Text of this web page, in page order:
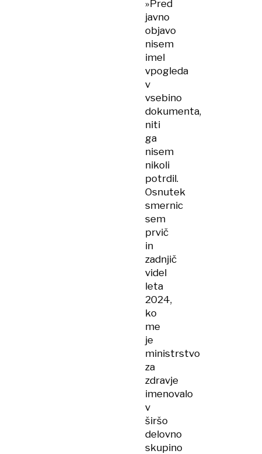
»Pred
javno
objavo
nisem
imel
vpogleda
v
vsebino
dokumenta,
niti
ga
nisem
nikoli
potrdil.
Osnutek
smernic
sem
prvič
in
zadnjič
videl
leta
2024,
ko
me
je
ministrstvo
za
zdravje
imenovalo
v
širšo
delovno
skupino